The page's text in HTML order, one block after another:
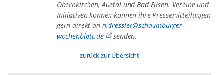
Obernkirchen, Auetal und Bad Eilsen. Vereine und
Initiativen können können ihre Pressemitteilungen
gern direkt an n.dressler@schaumburger-
wochenblatt.de
senden.
zurück zur Übersicht